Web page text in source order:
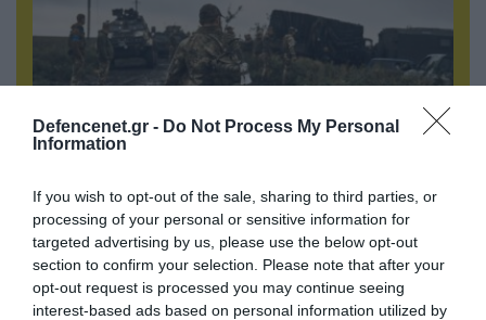
Defencenet.gr - Do Not Process My Personal
Information
If you wish to opt-out of the sale, sharing to third parties, or
processing of your personal or sensitive information for
targeted advertising by us, please use the below opt-out
section to confirm your selection. Please note that after your
opt-out request is processed you may continue seeing
interest-based ads based on personal information utilized by
06.08.2026 | 17:02
Ουκρανία: Αποκαλύφθηκε ο αριθμός των
ξένων εθελοντών που πολεμούν για το Κίεβο